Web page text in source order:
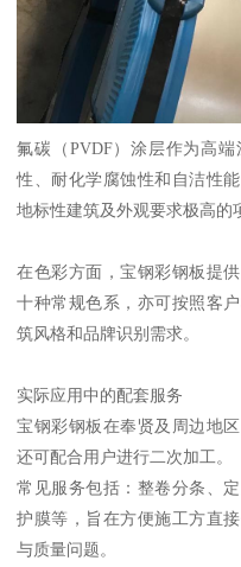
氟碳（PVDF）涂层作为高
性、耐化学腐蚀性和自洁性
地标性建筑及外观要求极高的
在色彩方面，宝钢彩钢板提
十种常规色系，亦可按照客
筑风格和品牌识别需求。
实际应用中的配套服务
宝钢彩钢板在奉贤及周边地
还可配合用户进行二次加工。
常见服务包括：整卷分条、
护膜等，旨在方便施工方直
与质量问题。